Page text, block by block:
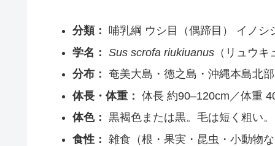
分類： 哺乳綱 ウシ目（偶蹄目） イノシ
学名： Sus scrofa riukiuanus（リュウキ
分布： 奄美大島・徳之島・沖縄本島北
体長・体重： 体長 約90–120cm／体重
体色： 黒褐色または黒。毛は短く粗い。
食性： 雑食（根・果実・昆虫・小動物な